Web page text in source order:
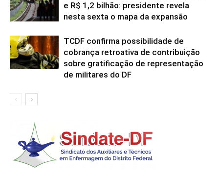
e R$ 1,2 bilhão: presidente revela
nesta sexta o mapa da expansão
TCDF confirma possibilidade de
cobrança retroativa de contribuição
sobre gratificação de representação
de militares do DF